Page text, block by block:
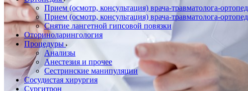
Прием (осмотр, консультация) врача-травматолога-
Прием (осмотр, консультация) врача-травматолога-
Снятие лангетной гипсовой повязки
Оториноларингология
Процедуры
Анализы
Анестезия и прочее
Сестринские манипуляции
Сосудистая хирургия
Сургитрон